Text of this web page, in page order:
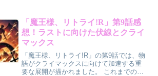
多いはず。この記事では、どの動画配信
サービスで視聴可能かを...
「魔王様、リトライ!R」第9話感
想！ラストに向けた伏線とクライ
マックス
「魔王様、リトライ!R」の第9話では、物
語がクライマックスに向けて加速する重
要な展開が描かれました。 これまでの伏